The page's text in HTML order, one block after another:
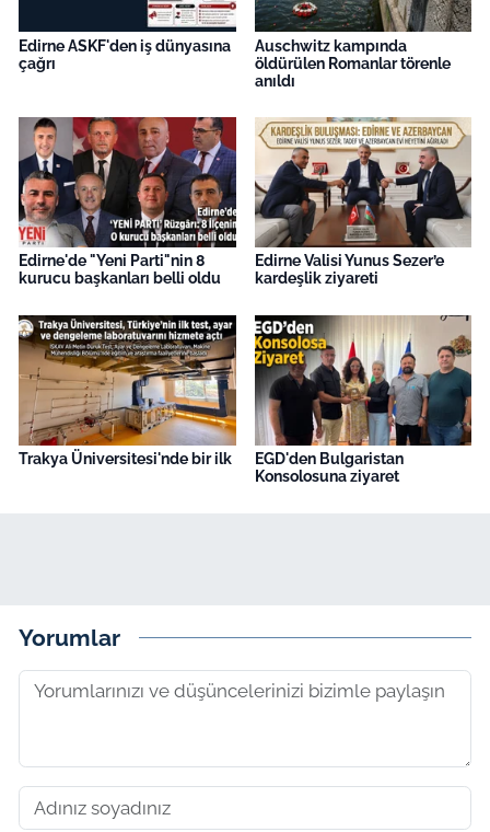
Edirne ASKF'den iş dünyasına
çağrı
Auschwitz kampında
öldürülen Romanlar törenle
anıldı
Edirne'de "Yeni Parti"nin 8
kurucu başkanları belli oldu
Edirne Valisi Yunus Sezer’e
kardeşlik ziyareti
Trakya Üniversitesi'nde bir ilk
EGD'den Bulgaristan
Konsolosuna ziyaret
Yorumlar